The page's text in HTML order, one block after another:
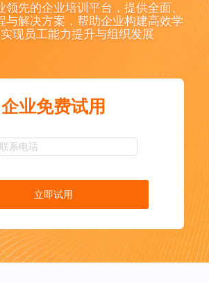
领先的企业培训平台，提供全面、
与解决方案，帮助企业构建高效学
现员工能力提升与组织发展
企业免费试用
立即试用